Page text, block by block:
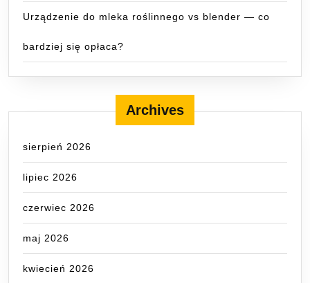
Urządzenie do mleka roślinnego vs blender — co
bardziej się opłaca?
Archives
sierpień 2026
lipiec 2026
czerwiec 2026
maj 2026
kwiecień 2026